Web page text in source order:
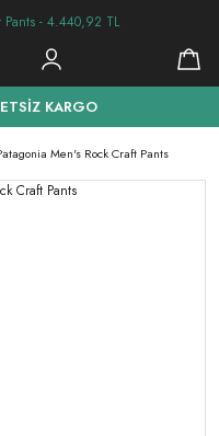
KARGO
Men's Rock Craft Pants